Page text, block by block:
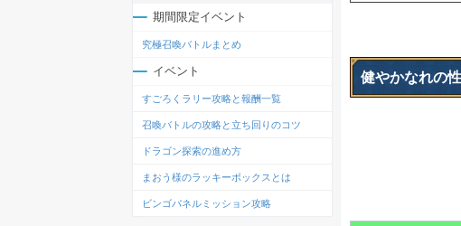
健やかなれの
期間限定イベント
究極召喚バトルまとめ
イベント
すごろくラリー攻略と報酬一覧
召喚バトルの攻略と立ち回りのコツ
ドラゴン探索の進め方
まおう様のラッキーボックスとは
ビンゴパネルミッション攻略